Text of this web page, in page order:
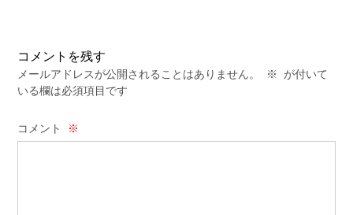
コメントを残す
メールアドレスが公開されることはありません。 ※
が付いて
いる欄は必須項目です
コメント ※